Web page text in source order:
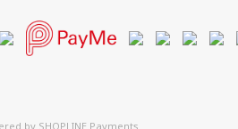
by SHOPLINE Payments